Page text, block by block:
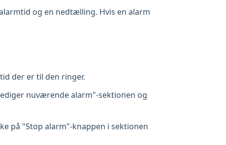
og en nedtælling. Hvis en alarm
der er til den ringer.
nuværende alarm"-sektionen og
på "Stop alarm"-knappen i sektionen